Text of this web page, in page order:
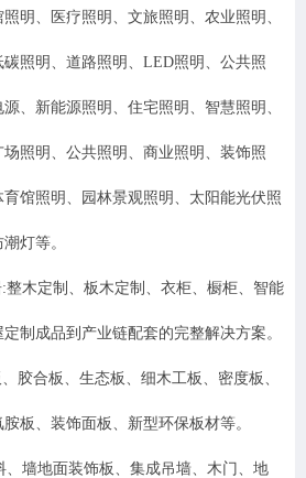
明、医疗照明、文旅照明、农业照明、
照明、道路照明、LED照明、公共照
、新能源照明、住宅照明、智慧照明、
场照明、公共照明、商业照明、装饰照
馆照明、园林景观照明、太阳能光伏照
灯等。
整木定制、板木定制、衣柜、橱柜、智能
制成品到产业链配套的完整解决方案。
胶合板、生态板、细木工板、密度板、
板、装饰面板、新型环保板材等。
、墙地面装饰板、集成吊墙、木门、地